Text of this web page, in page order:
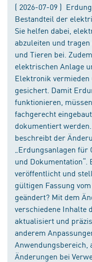
( 2026-07-09 )
Bestandteil der
Sie helfen dabei,
abzuleiten und
und Tieren bei.
elektrischen Anlage
Elektronik
gesichert. Damit
funktionieren,
fachgerecht
dokumentiert
beschreibt der
„Erdungsanlagen
und
veröffentlicht und
gültigen Fassung
geändert? Mit dem
verschiedene Inhalte
aktualisiert und
anderem
Änderungen bei